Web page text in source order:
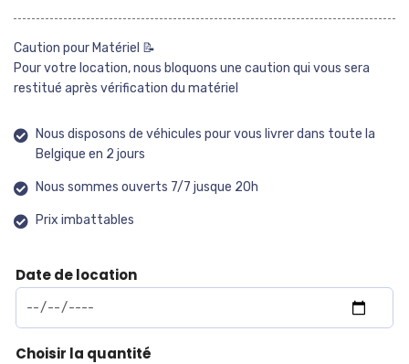
Caution pour Matériel 📝
Pour votre location, nous bloquons une caution qui vous sera
restitué après vérification du matériel
Nous disposons de véhicules pour vous livrer dans toute la
Belgique en 2 jours
Nous sommes ouverts 7/7 jusque 20h
Prix imbattables
Date de location
Choisir la quantité